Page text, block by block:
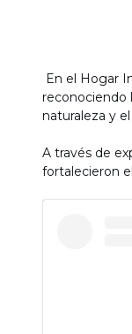
En el Hogar
reconociendo
naturaleza y
A través de
fortalecieron